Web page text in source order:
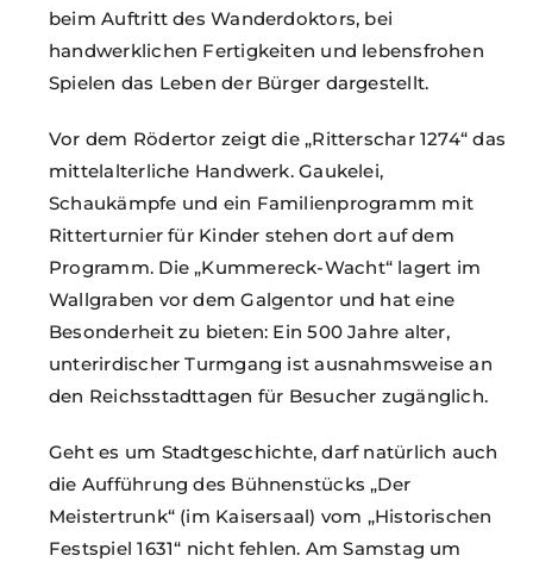
beim Auftritt des Wanderdoktors, bei
handwerklichen Fertigkeiten und lebensfrohen
Spielen das Leben der Bürger dargestellt.
Vor dem Rödertor zeigt die „Ritterschar 1274“ das
mittelalterliche Handwerk. Gaukelei,
Schaukämpfe und ein Familienprogramm mit
Ritterturnier für Kinder stehen dort auf dem
Programm. Die „Kummereck-Wacht“ lagert im
Wallgraben vor dem Galgentor und hat eine
Besonderheit zu bieten: Ein 500 Jahre alter,
unterirdischer Turmgang ist ausnahmsweise an
den Reichsstadttagen für Besucher zugänglich.
Geht es um Stadtgeschichte, darf natürlich auch
die Aufführung des Bühnenstücks „Der
Meistertrunk“ (im Kaisersaal) vom „Historischen
Festspiel 1631“ nicht fehlen. Am Samstag um